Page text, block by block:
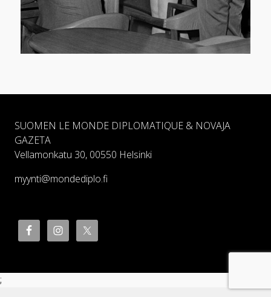
SUOMEN LE MONDE DIPLOMATIQUE & NOVAJA
GAZETA
Vellamonkatu 30, 00550 Helsinki
myynti@mondediplo.fi
;